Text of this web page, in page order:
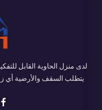
يتطلب السقف والأرضية أي